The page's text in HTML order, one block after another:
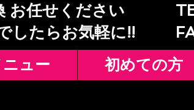
お任せください
したらお気軽に!!
ニュー 初めての方